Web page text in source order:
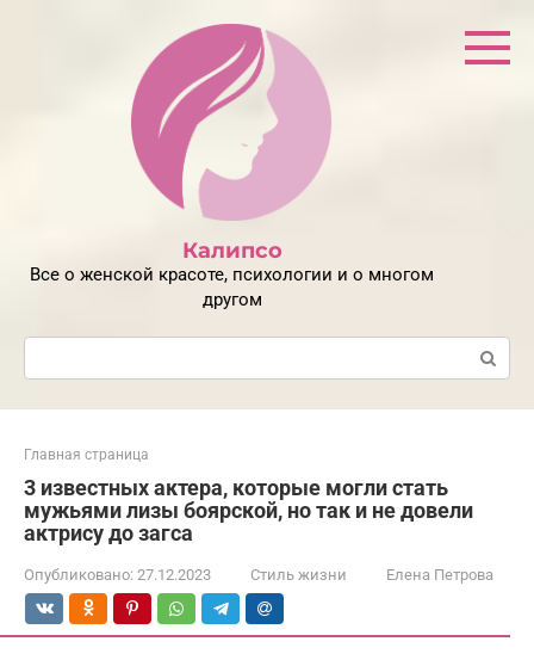
Калипсо
Все о женской красоте, психологии и о многом
другом
Поиск:
Главная страница
3 известных актера, которые могли стать
мужьями лизы боярской, но так и не довели
актрису до загса
Опубликовано: 27.12.2023 Стиль жизни Елена Петрова